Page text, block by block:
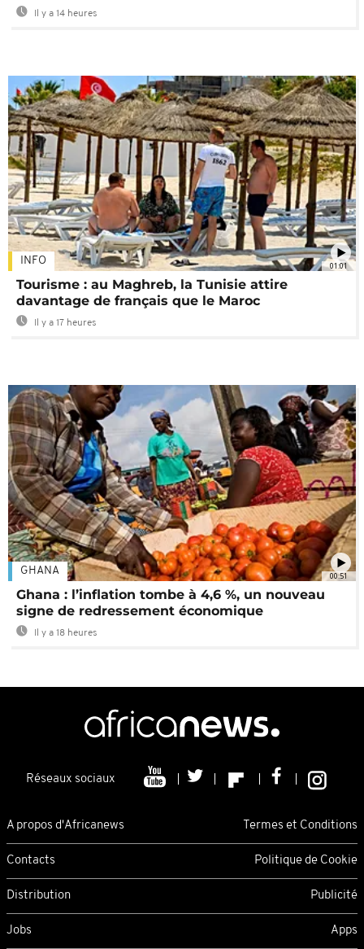
Il y a 14 heures
01:01
INFO
Tourisme : au Maghreb, la Tunisie attire
davantage de français que le Maroc
Il y a 17 heures
00:51
GHANA
Ghana : l’inflation tombe à 4,6 %, un nouveau
signe de redressement économique
Il y a 18 heures
Réseaux sociaux
A propos d'Africanews Termes et Conditions
Contacts Politique de Cookie
Distribution Publicité
Jobs Apps